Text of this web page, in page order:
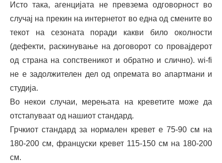
Исто така, агенцијата не превзема одговорност во
случај на прекин на интернетот во една од смените во
текот на сезоната поради какви било околности
(дефекти, раскинување на договорот со провајдерот
од страна на сопственикот и обратно и слично). wi-fi
не е задолжителен дел од опремата во апартмани и
студија.
Во некои случаи, мерењата на креветите може да
отстапуваат од нашиот стандард.
Грчкиот стандард за нормален кревет е 75-90 см на
180-200 см, француски кревет 115-150 см на 180-200
см.